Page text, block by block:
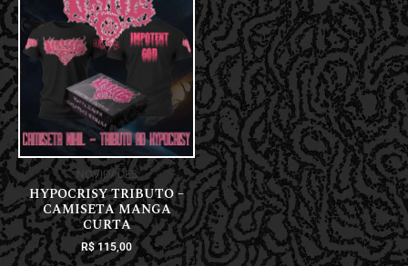
NOVIDADES
HYPOCRISY TRIBUTO –
CAMISETA MANGA
CURTA
R$115,00